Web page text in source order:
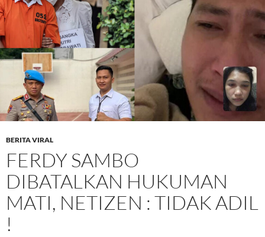
BERITA VIRAL
FERDY SAMBO
DIBATALKAN HUKUMAN
MATI, NETIZEN : TIDAK ADIL
!